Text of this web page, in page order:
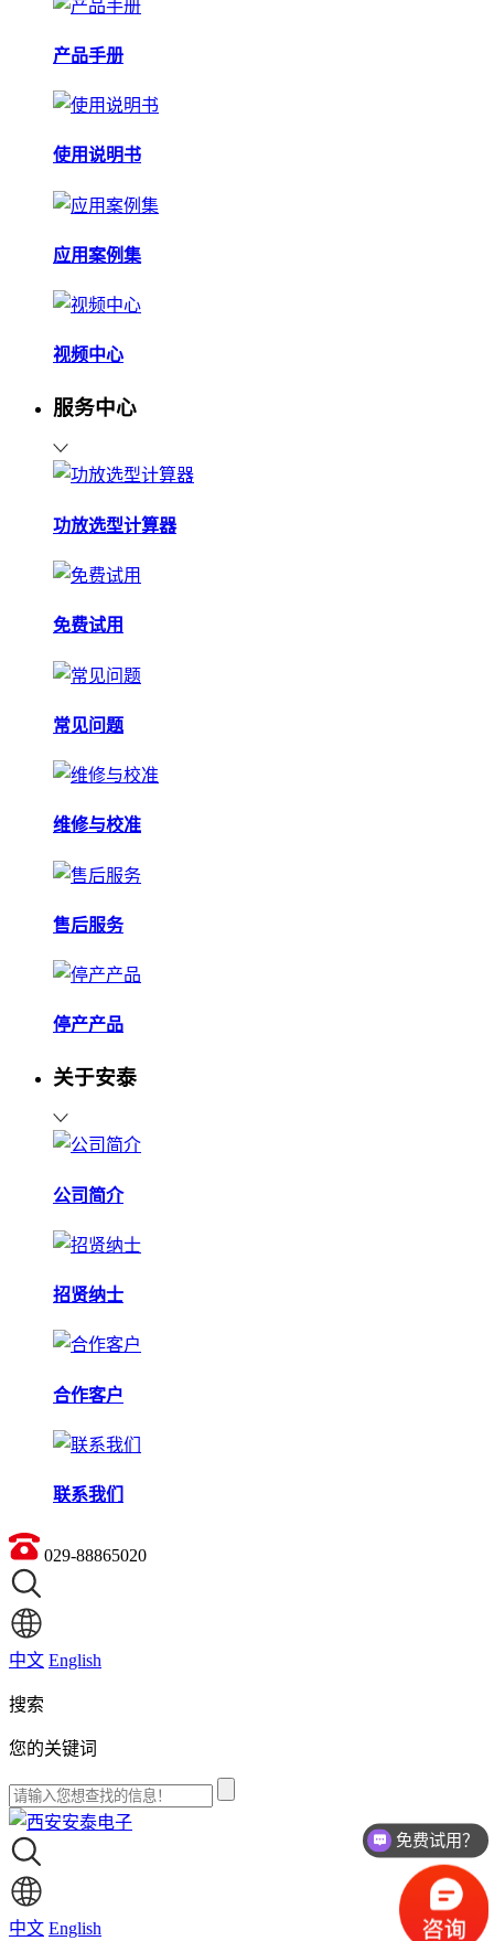
产品手册
使用说明书
应用案例集
视频中心
服务中心
功放选型计算器
免费试用
常见问题
维修与校准
售后服务
停产产品
关于安泰
公司简介
招贤纳士
合作客户
联系我们
029-88865020
中文 English
搜索
您的关键词
中文 English
免费试用？
价格如何？